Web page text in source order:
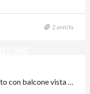
2 anni fa